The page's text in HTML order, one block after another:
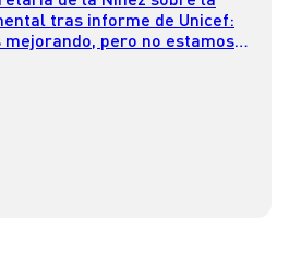
tras informe de Unicef:
mejorando, pero no estamos